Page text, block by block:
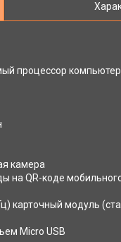
процессор
камера
на QR-коде
карточный модуль
Micro USB